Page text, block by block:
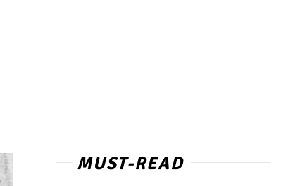
MUST-READ